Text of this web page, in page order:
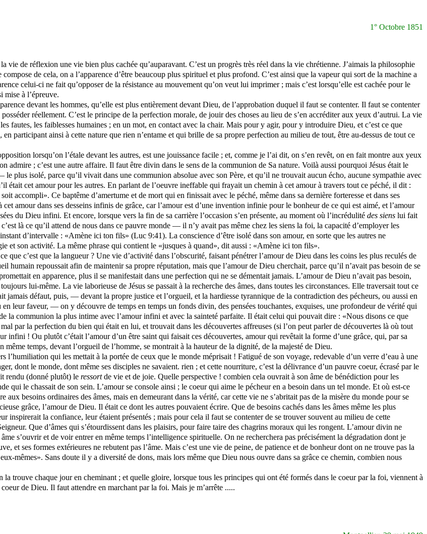
1° Octobre 1851
vie de réflexion une vie bien plus cachée qu’auparavant. C’est un progrès très réel dans la vie chrétienne. J’aimais la philosophie
de cela, on a l’apparence d’être beaucoup plus spirituel et plus profond. C’est ainsi que la vapeur qui sort de la machine a
celui-ci ne fait qu’opposer de la résistance au mouvement qu’on veut lui imprimer ; mais c’est lorsqu’elle est cachée pour le
mise à l’épreuve.
devant les hommes, qu’elle est plus entièrement devant Dieu, de l’approbation duquel il faut se contenter. Il faut se contenter
réellement. C’est le principe de la perfection morale, de jouir des choses au lieu de s’en accréditer aux yeux d’autrui. La vie
fautes, les faiblesses humaines ; en un mot, en contact avec la chair. Mais pour y agir, pour y introduire Dieu, et c’est ce que
participant ainsi à cette nature que rien n’entame et qui brille de sa propre perfection au milieu de tout, être au-dessus de tout ce
lorsqu’on l’étale devant les autres, est une jouissance facile ; et, comme je l’ai dit, on s’en revêt, on en fait montre aux yeux
admire ; c’est une autre affaire. Il faut être divin dans le sens de la communion de Sa nature. Voilà aussi pourquoi Jésus était le
plus isolé, parce qu’il vivait dans une communion absolue avec son Père, et qu’il ne trouvait aucun écho, aucune sympathie avec
cet amour pour les autres. En parlant de l’oeuvre ineffable qui frayait un chemin à cet amour à travers tout ce péché, il dit :
accompli». Ce baptême d’amertume et de mort qui en finissait avec le péché, même dans sa dernière forteresse et dans ses
amour dans ses desseins infinis de grâce, car l’amour est d’une invention infinie pour le bonheur de ce qui est aimé, et l’amour
du Dieu infini. Et encore, lorsque vers la fin de sa carrière l’occasion s’en présente, au moment où l’incrédulité des siens lui fait
là ce qu’il attend de nous dans ce pauvre monde — il n’y avait pas même chez les siens la foi, la capacité d’employer les
d’intervalle : «Amène ici ton fils» (Luc 9:41). La conscience d’être isolé dans son amour, en sorte que les autres ne
et son activité. La même phrase qui contient le «jusques à quand», dit aussi : «Amène ici ton fils».
que c’est que la langueur ? Une vie d’activité dans l’obscurité, faisant pénétrer l’amour de Dieu dans les coins les plus reculés de
humain repoussait afin de maintenir sa propre réputation, mais que l’amour de Dieu cherchait, parce qu’il n’avait pas besoin de se
en apparence, plus il se manifestait dans une perfection qui ne se démentait jamais. L’amour de Dieu n’avait pas besoin,
lui-même. La vie laborieuse de Jésus se passait à la recherche des âmes, dans toutes les circonstances. Elle traversait tout ce
défaut, puis, — devant la propre justice et l’orgueil, et la hardiesse tyrannique de la contradiction des pécheurs, ou aussi en
leur faveur, — on y découvre de temps en temps un fonds divin, des pensées touchantes, exquises, une profondeur de vérité qui
la communion la plus intime avec l’amour infini et avec la sainteté parfaite. Il était celui qui pouvait dire : «Nous disons ce que
par la perfection du bien qui était en lui, et trouvait dans les découvertes affreuses (si l’on peut parler de découvertes là où tout
infini ! Ou plutôt c’était l’amour d’un être saint qui faisait ces découvertes, amour qui revêtait la forme d’une grâce, qui, par sa
temps, devant l’orgueil de l’homme, se montrait à la hauteur de la dignité, de la majesté de Dieu.
l’humiliation qui les mettait à la portée de ceux que le monde méprisait ! Fatigué de son voyage, redevable d’un verre d’eau à une
dont le monde, dont même ses disciples ne savaient. rien ; et cette nourriture, c’est la délivrance d’un pauvre coeur, écrasé par le
rendu (donné plutôt) le ressortde vie et de joie. Quelle perspective ! combien cela ouvrait à son âme de bénédiction pour les
qui le chassait de son sein. L’amour se console ainsi ; le coeur qui aime le pécheur en a besoin dans un tel monde. Et où est-ce
besoins ordinaires des âmes, mais en demeurant dans la vérité, car cette vie ne s’abritait pas de la misère du monde pour se
grâce, l’amour de Dieu. Il était ce dont les autres pouvaient écrire. Que de besoins cachés dans les âmes même les plus
inspirerait la confiance, leur étaient présentés ; mais pour cela il faut se contenter de se trouver souvent au milieu de cette
Que d’âmes qui s’étourdissent dans les plaisirs, pour faire taire des chagrins moraux qui les rongent. L’amour divin ne
s’ouvrir et de voir entrer en même temps l’intelligence spirituelle. On ne recherchera pas précisément la dégradation dont je
et ses formes extérieures ne rebutent pas l’âme. Mais c’est une vie de peine, de patience et de bonheur dont on ne trouve pas la
mêmes». Sans doute il y a diversité de dons, mais lors même que Dieu nous ouvre dans sa grâce ce chemin, combien nous
trouve chaque jour en cheminant ; et quelle gloire, lorsque tous les principes qui ont été formés dans le coeur par la foi, viennent à
de Dieu. Il faut attendre en marchant par la foi. Mais je m’arrête .....